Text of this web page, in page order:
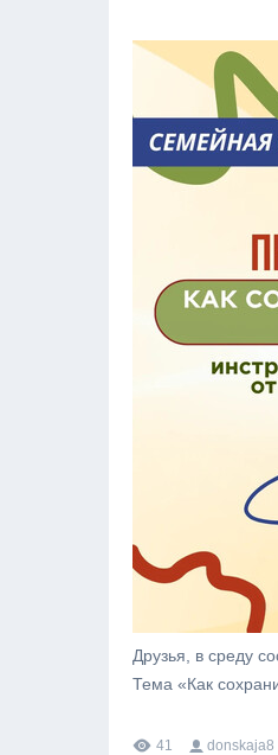
Друзья, в среду
Тема «Как
41 donskaja8